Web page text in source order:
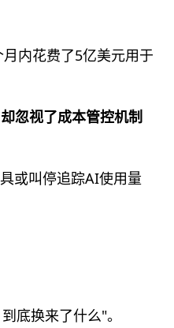
内花费了5亿美元用于
忽视了成本管控机制
或叫停追踪AI使用量
底换来了什么"。